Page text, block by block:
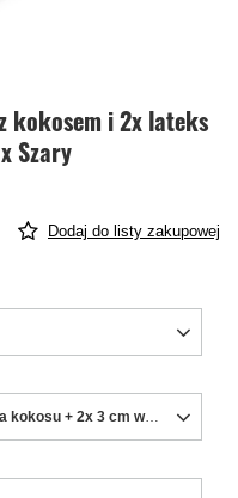
kokosem i 2x lateks
Szary
Dodaj do listy zakupowej
kokosu + 2x 3 cm warstwa